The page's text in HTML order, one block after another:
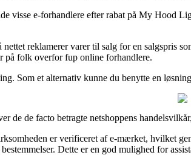
visse e-forhandlere efter rabat på My
reklamerer varer til salg for en salgspris
på folk overfor fup online forhandlere.
Som et alternativ kunne du benytte en
de de facto betragte netshoppens
er verificeret af e-mærket, hvilket
Dette er en god mulighed for